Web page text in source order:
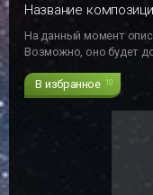
Название
На данный момент
Возможно, оно будет
В избранное 10